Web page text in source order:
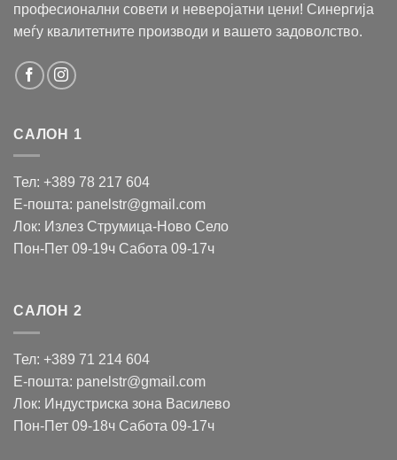
професионални совети и неверојатни цени! Синергија
меѓу квалитетните производи и вашето задоволство.
САЛОН 1
Тел: +389 78 217 604
Е-пошта: panelstr@gmail.com
Лок: Излез Струмица-Ново Село
Пон-Пет 09-19ч Сабота 09-17ч
САЛОН 2
Тел: +389 71 214 604
Е-пошта: panelstr@gmail.com
Лок: Индустриска зона Василево
Пон-Пет 09-18ч Сабота 09-17ч